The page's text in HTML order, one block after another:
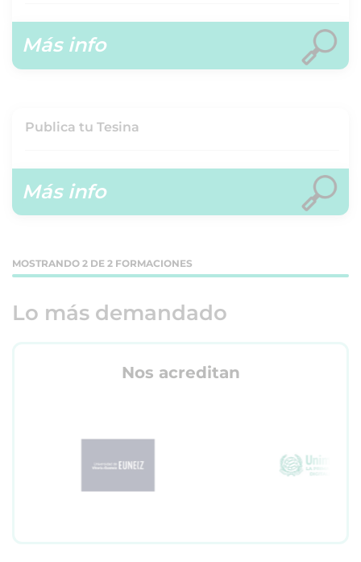
Más info
Publica tu Tesina
Más info
MOSTRANDO 2 DE 2 FORMACIONES
Lo más demandado
Nos acreditan